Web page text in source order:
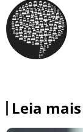
Leia mais